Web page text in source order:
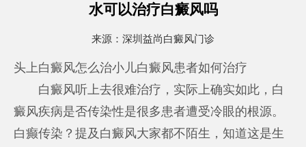
水可以治疗白癜风吗
来源： 深圳益尚白癜风门诊
头上白癜风怎么治小儿白癜风患者如何治疗
白癜风听上去很难治疗，实际上确实如此，白
癜风疾病是否传染性是很多患者遭受冷眼的根源。
白癫传染？提及白癜风大家都不陌生，知道这是生